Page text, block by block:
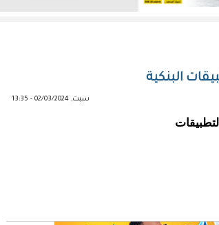
البنكية
سبت, 02/03/2024 - 13:35